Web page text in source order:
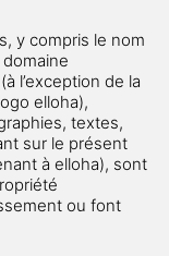
y compris le nom
l’exception de la
elloha),
textes,
sur le présent
à elloha), sont
ou font